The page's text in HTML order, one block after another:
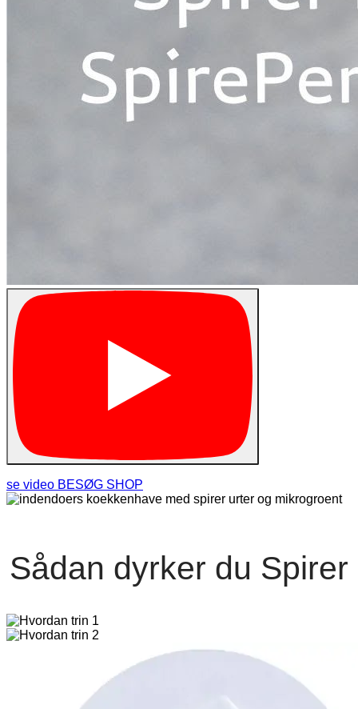
se video BESØG SHOP
Sådan dyrker du Spirer